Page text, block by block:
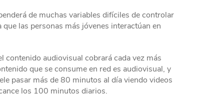
de muchas variables difíciles de controlar
las personas más jóvenes interactúan en
contenido audiovisual cobrará cada vez más
que se consume en red es audiovisual, y
pasar más de 80 minutos al día viendo videos
los 100 minutos diarios.